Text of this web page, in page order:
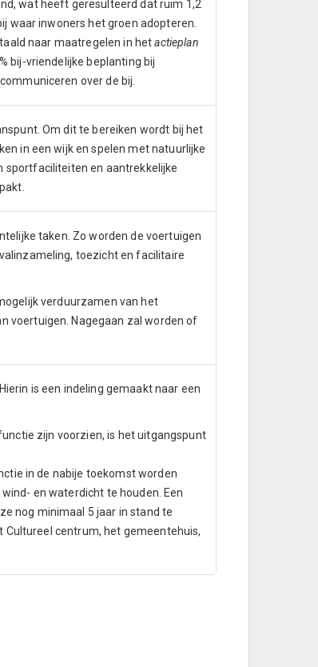
wat heeft geresulteerd dat ruim 1,2
waar inwoners het groen adopteren.
naar maatregelen in hetactieplan
bij-vriendelijke beplanting bij
over de bij.
Om dit te bereiken wordt bij het
in een wijk en spelen met natuurlijke
sportfaciliteiten en aantrekkelijke
taken. Zo worden de voertuigen
toezicht en facilitaire
verduurzamen van het
voertuigen. Nagegaan zal worden of
is een indeling gemaakt naar een
zijn voorzien, is het uitgangspunt
in de nabije toekomst worden
en waterdicht te houden. Een
nog minimaal 5 jaar in stand te
centrum, het gemeentehuis,